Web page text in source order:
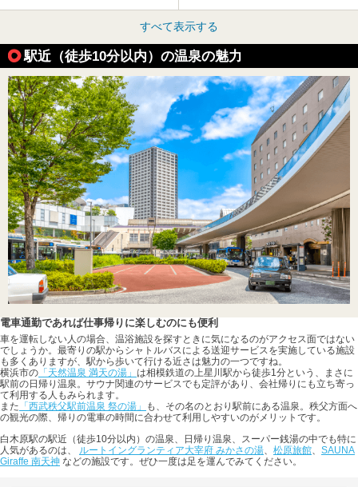
すべて表示する
駅近（徒歩10分以内）の温泉の魅力
電車通勤であれば仕事帰りに楽しむのにも便利
車を運転しない人の場合、温浴施設を探すときに気になるのがアクセス面ではない
でしょうか。最寄りの駅からシャトルバスによる送迎サービスを実施している施設
も多くありますが、駅から歩いて行ける近さは魅力の一つですね。
横浜市の 「天然温泉 満天の湯」 は相模鉄道の上星川駅から徒歩1分という、まさに
駅前の日帰り温泉。サウナ関連のサービスでも定評があり、会社帰りにも立ち寄っ
て利用する人もみられます。
また 「西武秩父駅前温泉 祭の湯」
も、その名のとおり駅前にある温泉。秩父方面へ
の観光の際、帰りの電車の時間に合わせて利用しやすいのがメリットです。
白木原駅の駅近（徒歩10分以内）の温泉、日帰り温泉、スーパー銭湯の中でも特に
人気があるのは、 ルートイングランティア大宰府 みかさの湯、 松原旅館、 SAUNA
Giraffe 南天神 などの施設です。ぜひ一度は足を運んでみてください。